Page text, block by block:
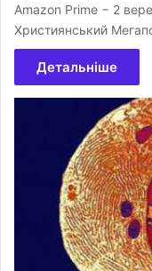
Amazon Prime − 2
Християнський
Детальніше